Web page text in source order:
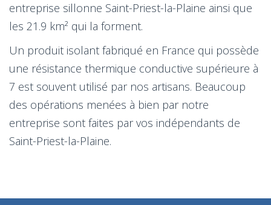
entreprise sillonne Saint-Priest-la-Plaine ainsi que
les 21.9 km² qui la forment.
Un produit isolant fabriqué en France qui possède
une résistance thermique conductive supérieure à
7 est souvent utilisé par nos artisans. Beaucoup
des opérations menées à bien par notre
entreprise sont faites par vos indépendants de
Saint-Priest-la-Plaine.